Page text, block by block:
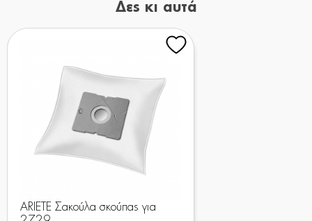
Δες κι αυτά
ARIETE Σακούλα σκούπας για